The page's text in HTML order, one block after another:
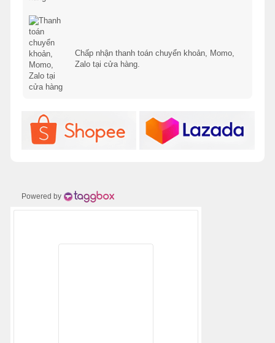
Chấp nhận thanh toán chuyển khoản, Momo,
Zalo tại cửa hàng.
Powered by